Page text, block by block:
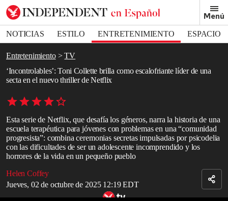
Menú
NOTICIAS ESTILO ENTRETENIMIENTO
ESPACIO
DEPORTES
Entretenimiento
TV
‘Incontrolables’: Toni Collette brilla como escalofriante líder de una
secta en el nuevo thriller de Netflix
Esta serie de Netflix, que desafía los géneros, narra la historia de una
escuela terapéutica para jóvenes con problemas en una “comunidad
progresista”: combina ceremonias secretas impulsadas por psicodelia
con las dificultades de ser un adolescente incomprendido y los
horrores de la vida en un pequeño pueblo
Helen Coffey
Jueves, 02 de octubre de 2025 12:19 EDT
Bookmark popover
Removed from bookmarks
Close popover